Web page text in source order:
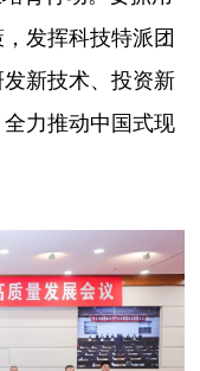
发挥科技特派团
新技术、投资新
力推动中国式现